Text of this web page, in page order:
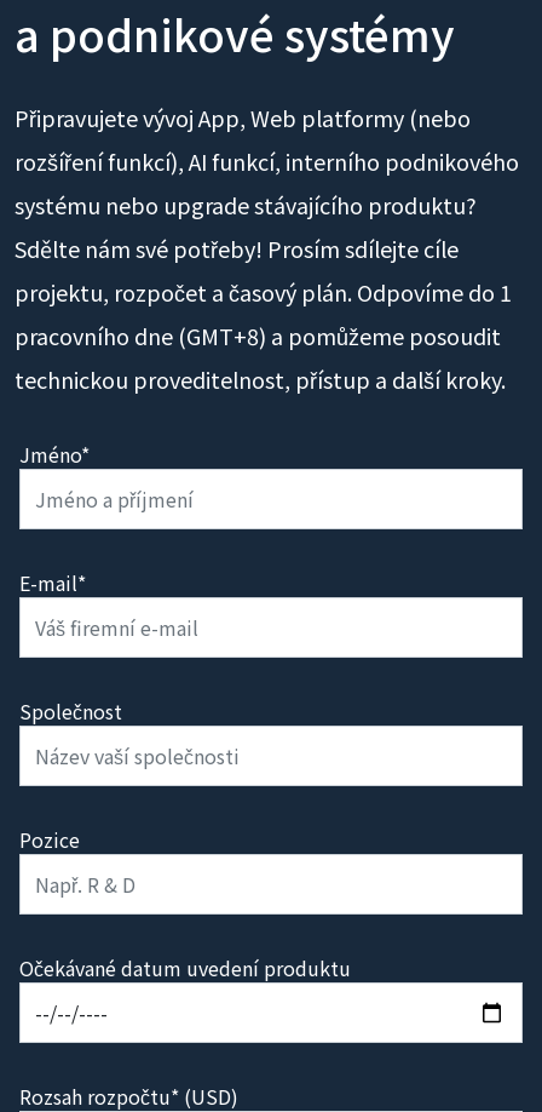
a podnikové systémy
Připravujete vývoj App, Web platformy (nebo
rozšíření funkcí), AI funkcí, interního podnikového
systému nebo upgrade stávajícího produktu?
Sdělte nám své potřeby! Prosím sdílejte cíle
projektu, rozpočet a časový plán. Odpovíme do 1
pracovního dne (GMT+8) a pomůžeme posoudit
technickou proveditelnost, přístup a další kroky.
Jméno*
E-mail*
Společnost
Pozice
Očekávané datum uvedení produktu
Rozsah rozpočtu* (USD)